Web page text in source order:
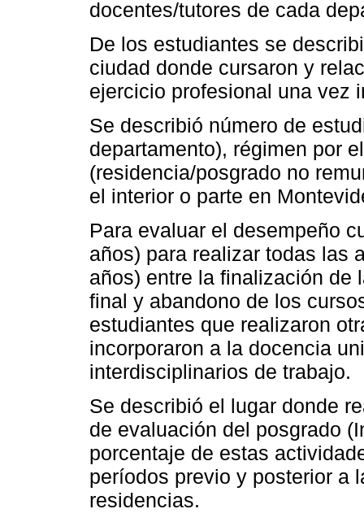
docentes/tutores de cada
De los estudiantes se
ciudad donde cursaron y
ejercicio profesional una vez
Se describió número de
departamento), régimen por
(residencia/posgrado no
el interior o parte en
Para evaluar el desempeño
años) para realizar todas las
años) entre la finalización de
final y abandono de los
estudiantes que realizaron
incorporaron a la docencia
interdisciplinarios de trabajo.
Se describió el lugar donde
de evaluación del posgrado
porcentaje de estas
períodos previo y posterior a
residencias.